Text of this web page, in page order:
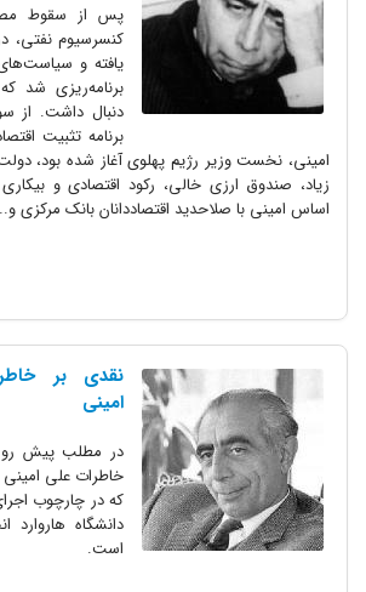
پس از سقوط مصدق
کنسرسیوم نفتی،
یافته و سیاست‌های
برنامه‌ریزی شد که
دنبال داشت. از
برنامه تثبیت
امینی، نخست وزیر رژیم پهلوی آغاز شده بود، دولت
زیاد، صندوق ارزی خالی، رکود اقتصادی و
اساس امینی با صلاحدید اقتصاددانان بانک مرکزی و...
نقدی بر
امینی
در مطلب پیش رو ،
خاطرات علی امینی
که در چارچوب
دانشگاه هاروارد
است.